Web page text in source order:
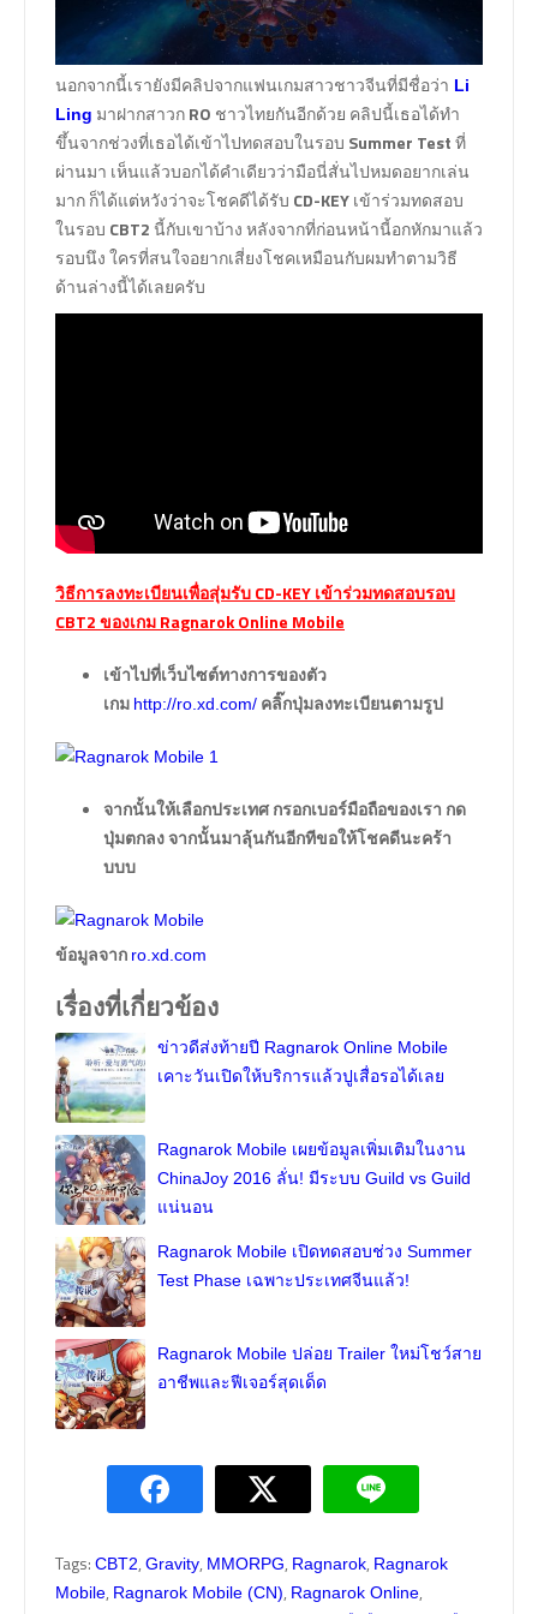
นอกจากนี้เรายังมีคลิปจากแฟนเกมสาวชาวจีนที่มีชื่อว่า Li
Ling มาฝากสาวกRO ชาวไทยกันอีกด้วย คลิปนี้เธอได้ทำ
ขึ้นจากช่วงที่เธอได้เข้าไปทดสอบในรอบ Summer Testที่
ผ่านมา เห็นแล้วบอกได้คำเดียวว่ามือนี่สั่นไปหมดอยากเล่น
มาก ก็ได้แต่หวังว่าจะโชคดีได้รับ CD-KEYเข้าร่วมทดสอบ
ในรอบ CBT2นี้กับเขาบ้าง หลังจากที่ก่อนหน้านี้อกหักมาแล้ว
รอบนึง ใครที่สนใจอยากเสี่ยงโชคเหมือนกับผมทำตามวิธี
ด้านล่างนี้ได้เลยครับ
วิธีการลงทะเบียนเพื่อสุ่มรับ CD-KEY เข้าร่วมทดสอบรอบ
CBT2 ของเกม Ragnarok Online Mobile
เข้าไปที่เว็บไซต์ทางการของตัว
เกม http://ro.xd.com/ คลิ๊กปุ่มลงทะเบียนตามรูป
จากนั้นให้เลือกประเทศ กรอกเบอร์มือถือของเรา กด
ปุ่มตกลง จากนั้นมาลุ้นกันอีกทีขอให้โชคดีนะคร้า
บบบ
ข้อมูลจาก ro.xd.com
เรื่องที่เกี่ยวข้อง
ข่าวดีส่งท้ายปี Ragnarok Online Mobile
เคาะวันเปิดให้บริการแล้วปูเสื่อรอได้เลย
Ragnarok Mobile เผยข้อมูลเพิ่มเติมในงาน
ChinaJoy 2016 ลั่น! มีระบบ Guild vs Guild
แน่นอน
Ragnarok Mobile เปิดทดสอบช่วง Summer
Test Phase เฉพาะประเทศจีนแล้ว!
Ragnarok Mobile ปล่อย Trailer ใหม่โชว์สาย
อาชีพและฟีเจอร์สุดเด็ด
Tags: CBT2, Gravity, MMORPG, Ragnarok, Ragnarok
Mobile, Ragnarok Mobile (CN), Ragnarok Online,